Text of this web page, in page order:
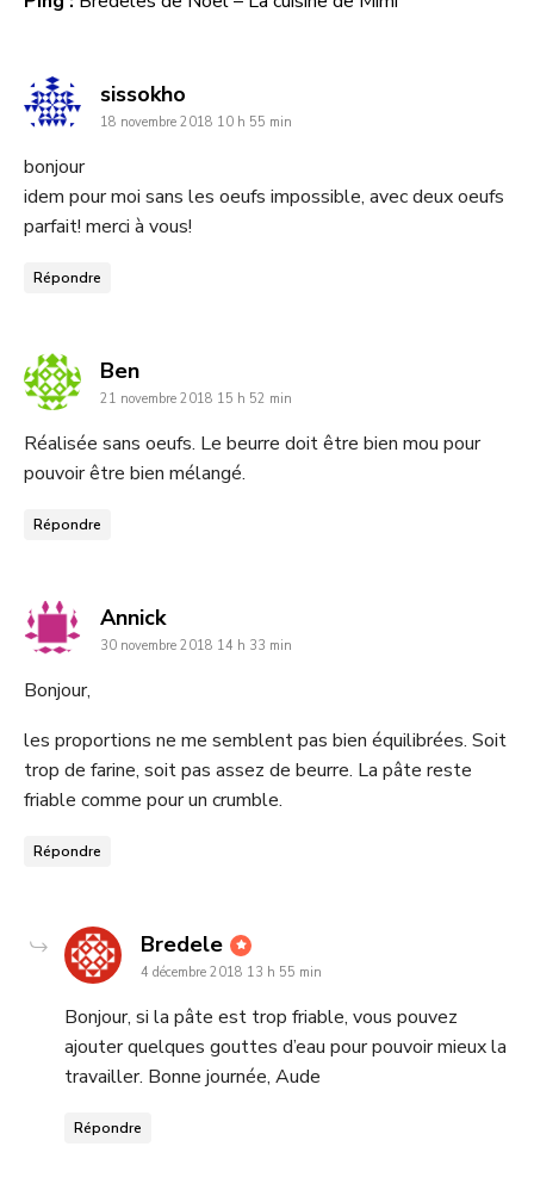
sissokho
:
18 novembre 2018 10 h 55 min
bonjour
idem pour moi sans les oeufs impossible, avec deux oeufs
parfait! merci à vous!
Répondre
Bendit
:
21 novembre 2018 15 h 52 min
Réalisée sans oeufs. Le beurre doit être bien mou pour
pouvoir être bien mélangé.
Répondre
Annickdit
:
30 novembre 2018 14 h 33 min
Bonjour,
les proportions ne me semblent pas bien équilibrées. Soit
trop de farine, soit pas assez de beurre. La pâte reste
friable comme pour un crumble.
Répondre
Bredele
dit
:
4 décembre 2018 13 h 55 min
Bonjour, si la pâte est trop friable, vous pouvez
ajouter quelques gouttes d’eau pour pouvoir mieux la
travailler. Bonne journée, Aude
Répondre